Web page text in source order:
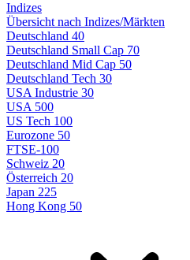
Indizes
Übersicht nach Indizes/Märkten
Deutschland 40
Deutschland Small Cap 70
Deutschland Mid Cap 50
Deutschland Tech 30
USA Industrie 30
USA 500
US Tech 100
Eurozone 50
FTSE-100
Schweiz 20
Österreich 20
Japan 225
Hong Kong 50